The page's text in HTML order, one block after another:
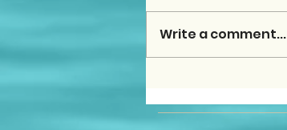
Write a comment...